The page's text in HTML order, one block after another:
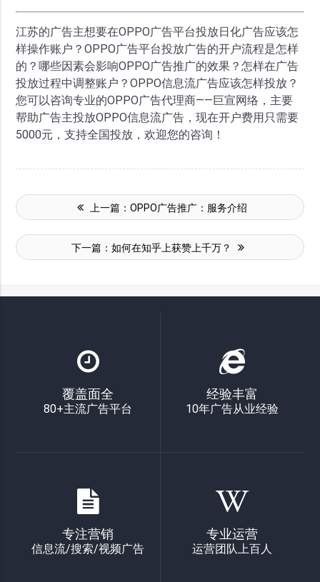
江苏的广告主想要在OPPO广告平台投放日化广告应该怎
样操作账户？OPPO广告平台投放广告的开户流程是怎样
的？哪些因素会影响OPPO广告推广的效果？怎样在广告
投放过程中调整账户？OPPO信息流广告应该怎样投放？
您可以咨询专业的OPPO广告代理商——巨宣网络，主要
帮助广告主投放OPPO信息流广告，现在开户费用只需要
5000元，支持全国投放，欢迎您的咨询！
上一篇： OPPO广告推广：服务介绍
下一篇：如何在知乎上获赞上千万？
覆盖面全
80+主流广告平台
经验丰富
10年广告从业经验
专注营销
信息流/搜索/视频广告
专业运营
运营团队上百人